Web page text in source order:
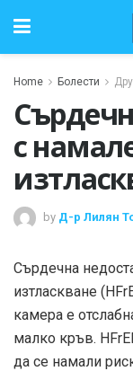
Home Болести
с
by Д-р Лилян
Сърдечна
изтласкване
камера е
малко кръв.
да се намали